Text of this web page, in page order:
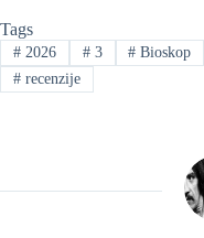
Tags
#2026 #3 # Bioskop
#recenzije